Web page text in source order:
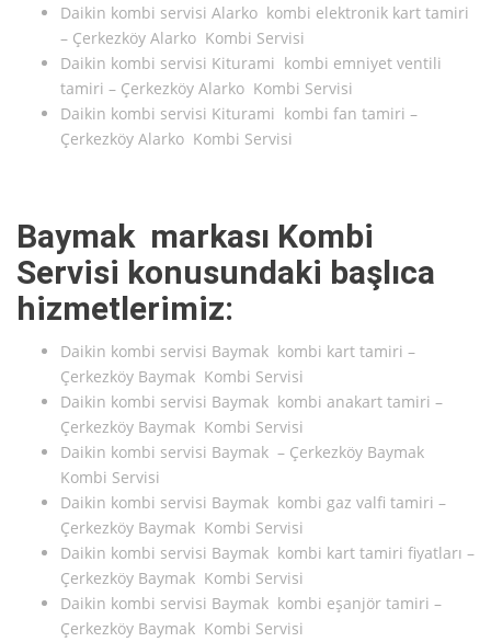
Daikin kombi servisi Alarko kombi elektronik kart tamiri
– Çerkezköy Alarko Kombi Servisi
Daikin kombi servisi Kiturami kombi emniyet ventili
tamiri – Çerkezköy Alarko Kombi Servisi
Daikin kombi servisi Kiturami kombi fan tamiri –
Çerkezköy Alarko Kombi Servisi
Baymak markası Kombi
Servisi konusundaki başlıca
hizmetlerimiz:
Daikin kombi servisi Baymak kombi kart tamiri –
Çerkezköy Baymak Kombi Servisi
Daikin kombi servisi Baymak kombi anakart tamiri –
Çerkezköy Baymak Kombi Servisi
Daikin kombi servisi Baymak – Çerkezköy Baymak
Kombi Servisi
Daikin kombi servisi Baymak kombi gaz valfi tamiri –
Çerkezköy Baymak Kombi Servisi
Daikin kombi servisi Baymak kombi kart tamiri fiyatları –
Çerkezköy Baymak Kombi Servisi
Daikin kombi servisi Baymak kombi eşanjör tamiri –
Çerkezköy Baymak Kombi Servisi